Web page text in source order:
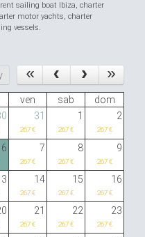
sailing boat Ibiza, charter
motor yachts, charter
vessels.
ven sab
dom
31 1 2
267 € 267 € 267 €
6 7 8 9
267 € 267 € 267 €
14 15 16
267 € 267 € 267 €
21 22 23
267 € 267 € 267 €